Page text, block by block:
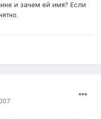
и зачем ей имя? Если